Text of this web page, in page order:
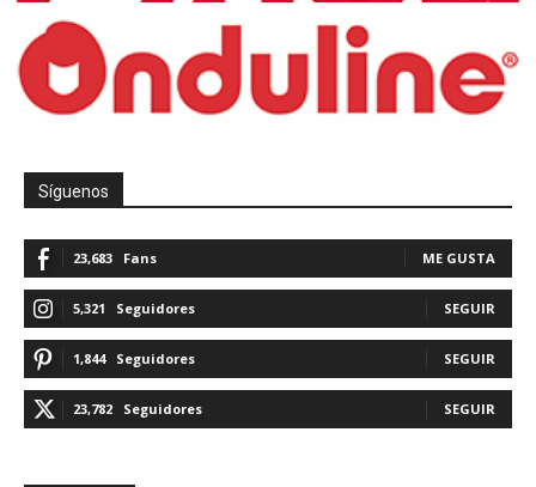
Síguenos
23,683 Fans ME GUSTA
5,321 Seguidores SEGUIR
1,844 Seguidores SEGUIR
23,782 Seguidores SEGUIR